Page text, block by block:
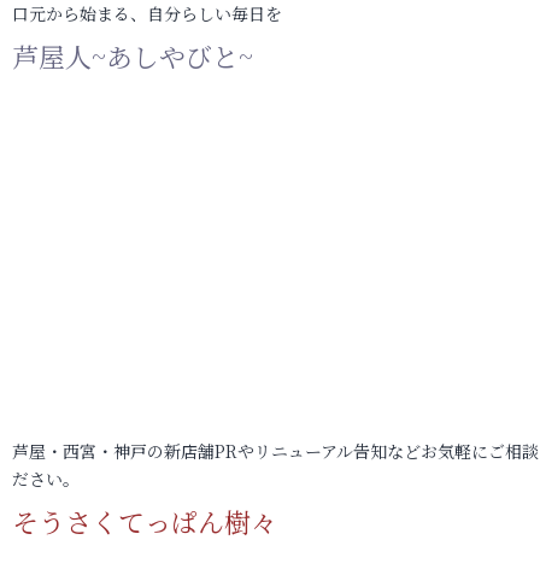
口元から始まる、自分らしい毎日を
芦屋人~あしやびと~
芦屋・西宮・神戸の新店舗PRやリニューアル告知などお気軽にご相
ださい。
そうさくてっぱん樹々